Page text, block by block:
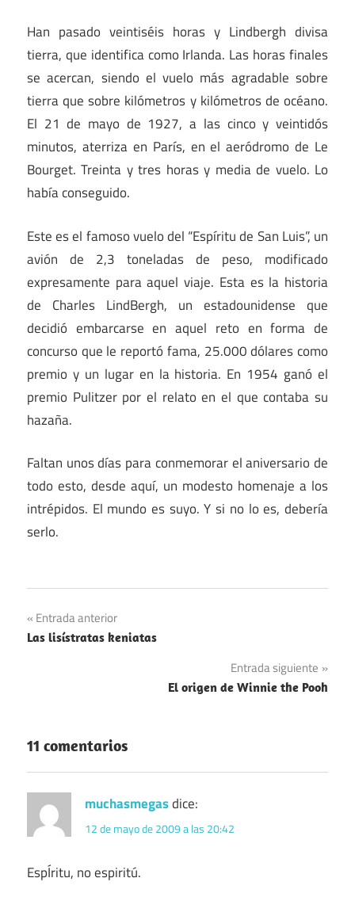
Han pasado veintiséis horas y Lindbergh divisa
tierra, que identifica como Irlanda. Las horas finales
se acercan, siendo el vuelo más agradable sobre
tierra que sobre kilómetros y kilómetros de océano.
El 21 de mayo de 1927, a las cinco y veintidós
minutos, aterriza en París, en el aeródromo de Le
Bourget. Treinta y tres horas y media de vuelo. Lo
había conseguido.
Este es el famoso vuelo del “Espíritu de San Luis”, un
avión de 2,3 toneladas de peso, modificado
expresamente para aquel viaje. Esta es la historia
de Charles LindBergh, un estadounidense que
decidió embarcarse en aquel reto en forma de
concurso que le reportó fama, 25.000 dólares como
premio y un lugar en la historia. En 1954 ganó el
premio Pulitzer por el relato en el que contaba su
hazaña.
Faltan unos días para conmemorar el aniversario de
todo esto, desde aquí, un modesto homenaje a los
intrépidos. El mundo es suyo. Y si no lo es, debería
serlo.
Navegación
de
Entrada anterior
Las lisístratas keniatas
Entrada siguiente
El origen de Winnie the Pooh
11 comentarios
muchasmegasdice:
12 de mayo de 2009 a las 20:42
EspÍritu, no espiritú.